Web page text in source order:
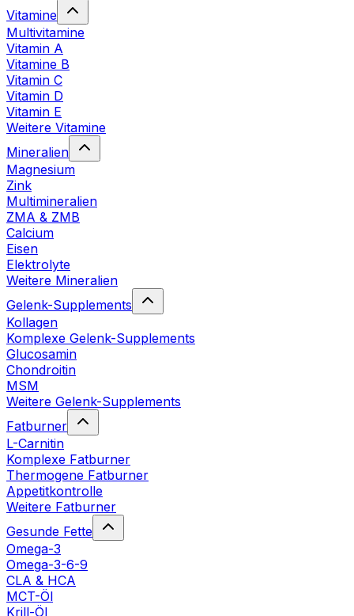
Vitamine
Multivitamine
Vitamin A
Vitamine B
Vitamin C
Vitamin D
Vitamin E
Weitere Vitamine
Mineralien
Magnesium
Zink
Multimineralien
ZMA & ZMB
Calcium
Eisen
Elektrolyte
Weitere Mineralien
Gelenk-Supplements
Kollagen
Komplexe Gelenk-Supplements
Glucosamin
Chondroitin
MSM
Weitere Gelenk-Supplements
Fatburner
L-Carnitin
Komplexe Fatburner
Thermogene Fatburner
Appetitkontrolle
Weitere Fatburner
Gesunde Fette
Omega-3
Omega-3-6-9
CLA & HCA
MCT-Öl
Krill-Öl